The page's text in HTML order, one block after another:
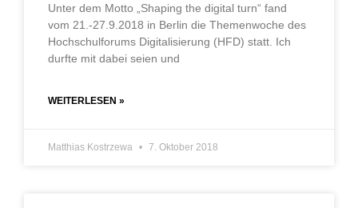
Unter dem Motto „Shaping the digital turn“ fand
vom 21.-27.9.2018 in Berlin die Themenwoche des
Hochschulforums Digitalisierung (HFD) statt. Ich
durfte mit dabei seien und
WEITERLESEN »
Matthias Kostrzewa 7. Oktober 2018